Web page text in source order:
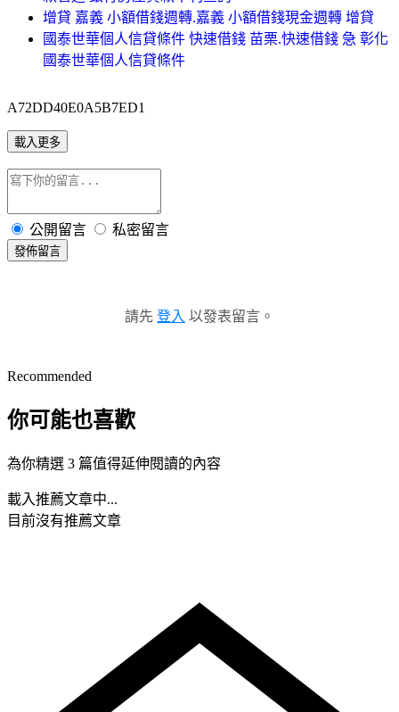
增貸 嘉義 小額借錢週轉.嘉義 小額借錢現金週轉 增貸
國泰世華個人信貸條件 快速借錢 苗栗.快速借錢 急 彰化
國泰世華個人信貸條件
A72DD40E0A5B7ED1
載入更多
公開留言 私密留言
發佈留言
請先 登入 以發表留言。
Recommended
你可能也喜歡
為你精選 3 篇值得延伸閱讀的內容
載入推薦文章中...
目前沒有推薦文章